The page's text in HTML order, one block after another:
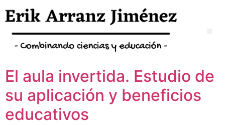
El aula invertida. Estudio de
su aplicación y beneficios
educativos